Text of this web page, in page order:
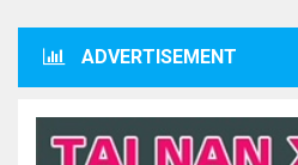
ADVERTISEMENT